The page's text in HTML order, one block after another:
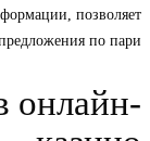
позволяет
по пари.
онлайн-